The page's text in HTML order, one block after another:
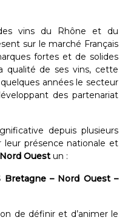
vins du Rhône et du
sur le marché Français
fortes et de solides
qualité de ses vins, cette
années le secteur
des partenariat
depuis plusieurs
leur présence nationale et
Ouestun :
Bretagne – Nord Ouest –
de définir et d’animer le